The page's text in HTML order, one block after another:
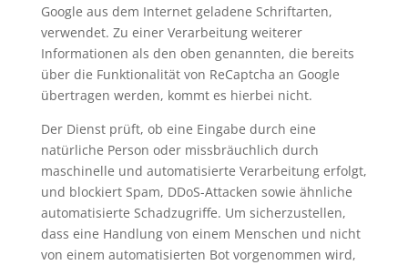
Google aus dem Internet geladene Schriftarten,
verwendet. Zu einer Verarbeitung weiterer
Informationen als den oben genannten, die bereits
über die Funktionalität von ReCaptcha an Google
übertragen werden, kommt es hierbei nicht.
Der Dienst prüft, ob eine Eingabe durch eine
natürliche Person oder missbräuchlich durch
maschinelle und automatisierte Verarbeitung erfolgt,
und blockiert Spam, DDoS-Attacken sowie ähnliche
automatisierte Schadzugriffe. Um sicherzustellen,
dass eine Handlung von einem Menschen und nicht
von einem automatisierten Bot vorgenommen wird,